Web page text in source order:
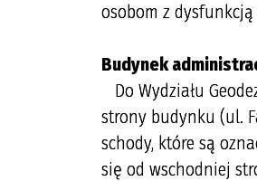
osobom z
Budynek
Do Wydziału
strony budynku (ul.
schody, które są
się od wschodniej